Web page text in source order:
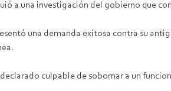
a una investigación del gobierno que
una demanda exitosa contra su
culpable de sobornar a un